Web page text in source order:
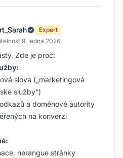
Expert
·9. ledna 2026
Zde je proč:
slova („marketingová
služby“)
a doménové autority
na konverzi
nerangue stránky